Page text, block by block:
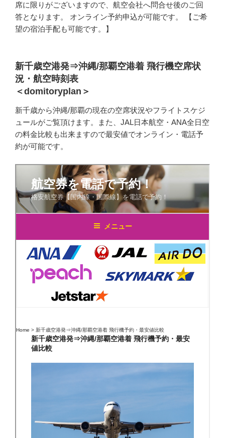
席に限りがございますので、航空会社へ問合せ後のご回
答となります。 オンライン予約申込が可能です。 【ご希
望の宿泊手配も可能です。】
新千歳空港発⇒沖縄/那覇空港着 飛行機空席状
況・航空時刻表
＜domitoryplan＞
新千歳から沖縄/那覇の現在の空席状況やフライトスケジ
ュールがご覧頂けます。また、JAL日本航空・ANA全日空
の料金比較も出来ますので最安値でオンライン・電話予
約が可能です。